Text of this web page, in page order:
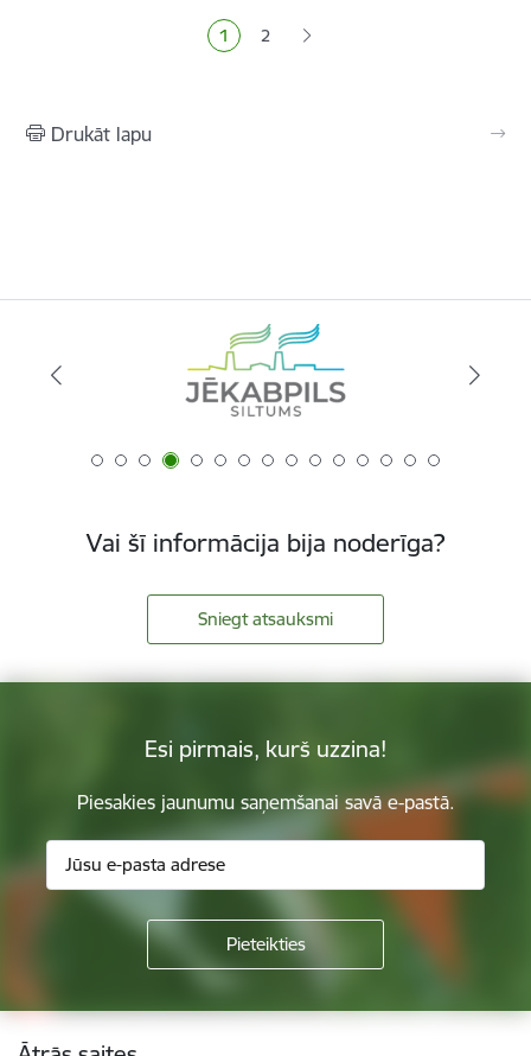
Pašreizējā lapa
1 Lapa
2
Drukāt lapu
Vai šī informācija bija noderīga?
Sniegt atsauksmi
Esi pirmais, kurš uzzina!
Piesakies jaunumu saņemšanai savā e-pastā.
Kājene